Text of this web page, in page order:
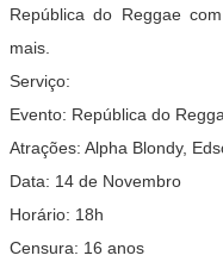
República do Reggae
mais.
Serviço:
Evento: República do
Atrações: Alpha Blondy,
Data: 14 de Novembro
Horário: 18h
Censura: 16 anos